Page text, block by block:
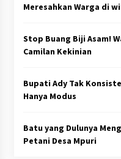
Meresahkan Warga di
Stop Buang Biji Asam!
Camilan Kekinian
Bupati Ady Tak
Hanya Modus
Batu yang Dulunya
Petani Desa Mpuri